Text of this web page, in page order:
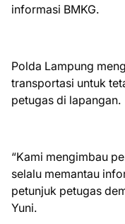
informasi BMKG.
Polda Lampung
transportasi untuk
petugas di lapangan.
“Kami mengimbau
selalu memantau
petunjuk petugas
Yuni.